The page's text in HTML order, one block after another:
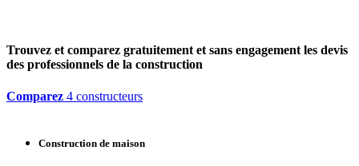
Trouvez et comparez gratuitement et sans engagement les devis
des professionnels de la construction
Comparez 4 constructeurs
Construction de maison